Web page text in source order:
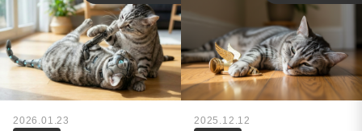
2026.01.23
2025.12.12